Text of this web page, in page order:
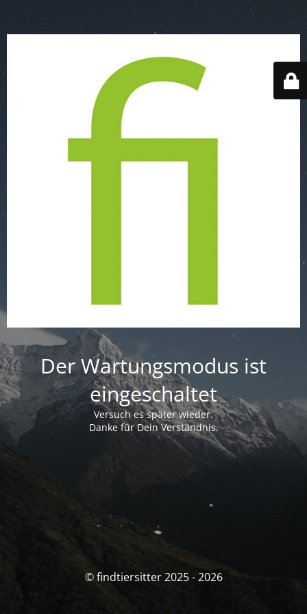
Der Wartungsmodus ist
eingeschaltet
Versuch es später wieder.
Danke für Dein Verständnis.
© findtiersitter 2025 - 2026